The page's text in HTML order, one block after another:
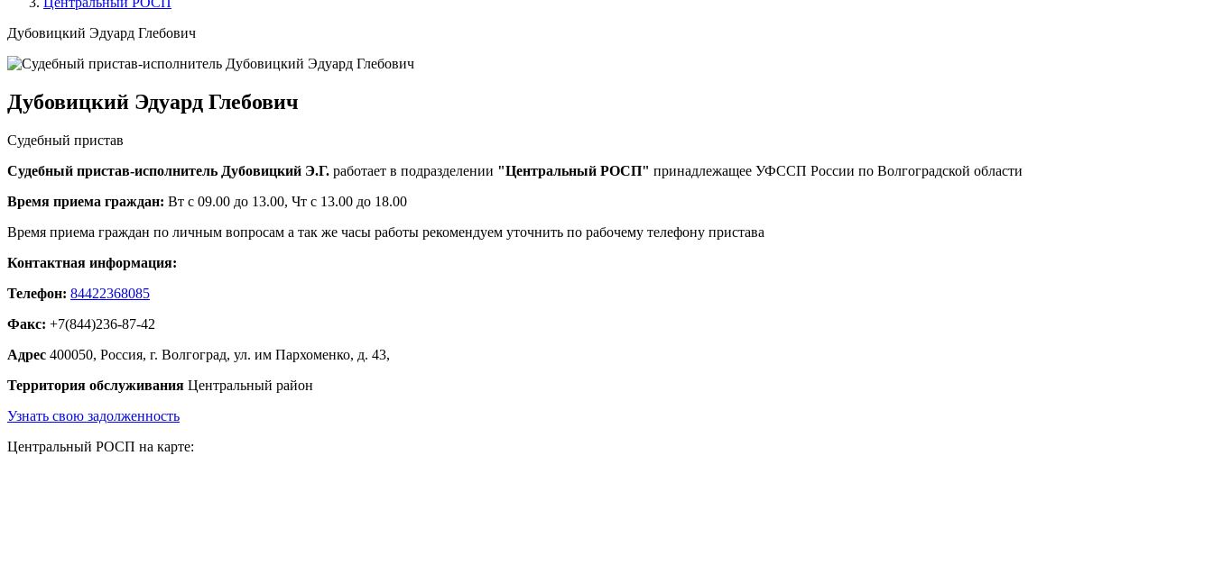
Дубовицкий Эдуард Глебович
Дубовицкий Эдуард Глебович
Судебный пристав
Судебный пристав-исполнитель Дубовицкий Э.Г. работает в подразделении "Центральный РОСП" принадлежащее УФССП России по Волгоградской области
Время приема граждан: Вт с 09.00 до 13.00, Чт с 13.00 до 18.00
Время приема граждан по личным вопросам а так же часы работы рекомендуем уточнить по рабочему телефону пристава
Контактная информация:
Телефон: 84422368085
Факс: +7(844)236-87-42
Адрес 400050, Россия, г. Волгоград, ул. им Пархоменко, д. 43,
Территория обслуживания Центральный район
Узнать свою задолженность
Центральный РОСП на карте: